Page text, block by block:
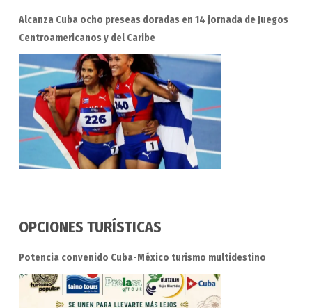
Alcanza Cuba ocho preseas doradas en 14 jornada de Juegos
Centroamericanos y del Caribe
OPCIONES TURÍSTICAS
Potencia convenido Cuba-México turismo multidestino